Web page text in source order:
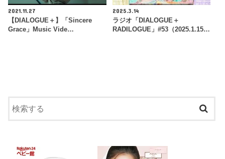
2021.11.27
【DIALOGUE＋】「Sincere
Grace」Music Vide…
2025.3.14
ラジオ「DIALOGUE＋
RADILOGUE」#53（2025.1.15…